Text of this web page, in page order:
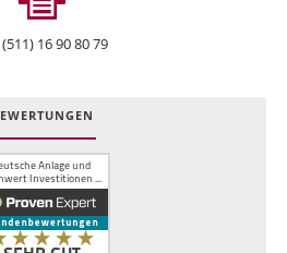
16 90 80 79